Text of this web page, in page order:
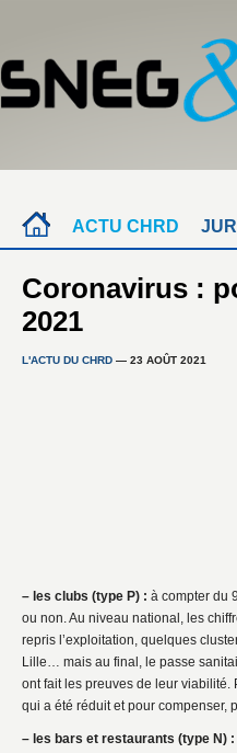
ACTU CHRD
Coronavirus :
2021
L'ACTU DU CHRD — 23 AOÛT 2021
– les clubs (type P) : à compter du
ou non. Au niveau national, les
repris l’exploitation, quelques
Lille… mais au final, le passe
ont fait les preuves de leur viabilité.
qui a été réduit et pour compenser,
– les bars et restaurants (type N) :